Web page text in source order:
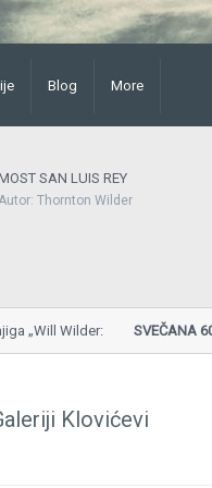
Blog More
SAN LUIS REY
Autor: Thornton Wilder
Wilder:
SVEČANA 600.
Gavran, Teatar
Klovićevi